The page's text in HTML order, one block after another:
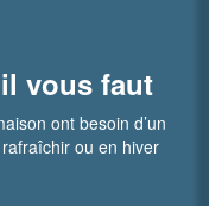
vous faut
ont besoin d’un
ou en hiver